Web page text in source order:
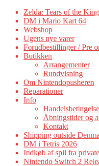
Zelda: Tears of the
DM i Mario Kart 64
Webshop
Ugens nye varer
Forudbestillinger / Pre
Butikken
Arrangementer
Rundvisning
Om Nintendopusheren
Reparationer
Info
Åbningstider og
Kontakt
Shipping outside
DM i Tetris 2026
Indkøb af spil fra private
Nintendo Switch 2